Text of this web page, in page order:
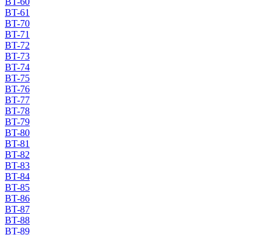
BT-61
BT-70
BT-71
BT-72
BT-73
BT-74
BT-75
BT-76
BT-77
BT-78
BT-79
BT-80
BT-81
BT-82
BT-83
BT-84
BT-85
BT-86
BT-87
BT-88
BT-89